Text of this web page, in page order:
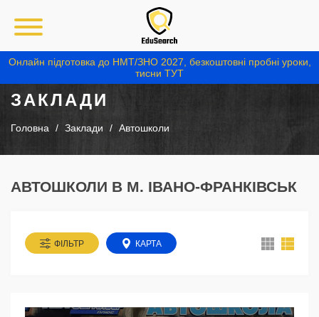
Онлайн підготовка до НМТ/ЗНО 2027, безкоштовні пробні уроки,
тисни ТУТ
ЗАКЛАДИ
Головна Заклади Автошколи
АВТОШКОЛИ В М. ІВАНО-ФРАНКІВСЬК
ФІЛЬТР КАРТА